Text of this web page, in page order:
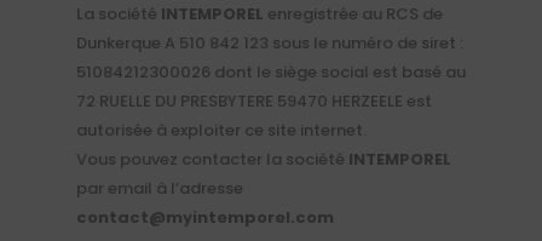
La société INTEMPOREL enregistrée au RCS de
Dunkerque A 510 842 123 sous le numéro de siret :
51084212300026 dont le siège social est basé au
72 RUELLE DU PRESBYTERE 59470 HERZEELE est
autorisée à exploiter ce site internet.
Vous pouvez contacter la société INTEMPOREL
par email à l’adresse
contact@myintemporel.com